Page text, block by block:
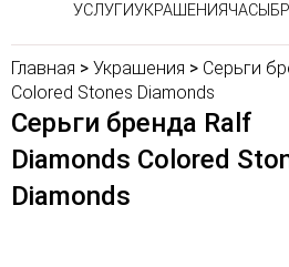
УСЛУГИУКРАШЕНИЯЧАСЫ
Главная > Украшения > Серьги
Colored Stones Diamonds
Серьги бренда Ralf
Diamonds Colored
Diamonds